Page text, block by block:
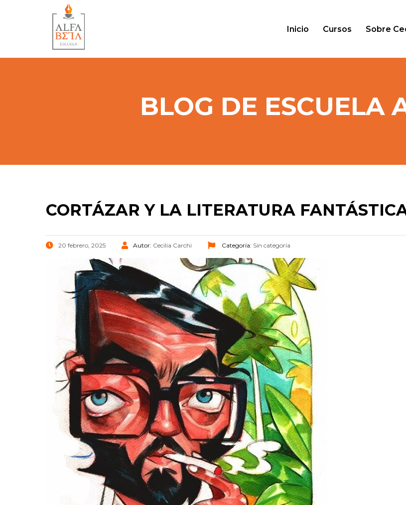
Inicio Cursos Sobre
BLOG DE ESCUELA
CORTÁZAR Y LA LITERATURA
20 febrero, 2025 Autor: Cecilia Carchi Categoría: Sin categoría